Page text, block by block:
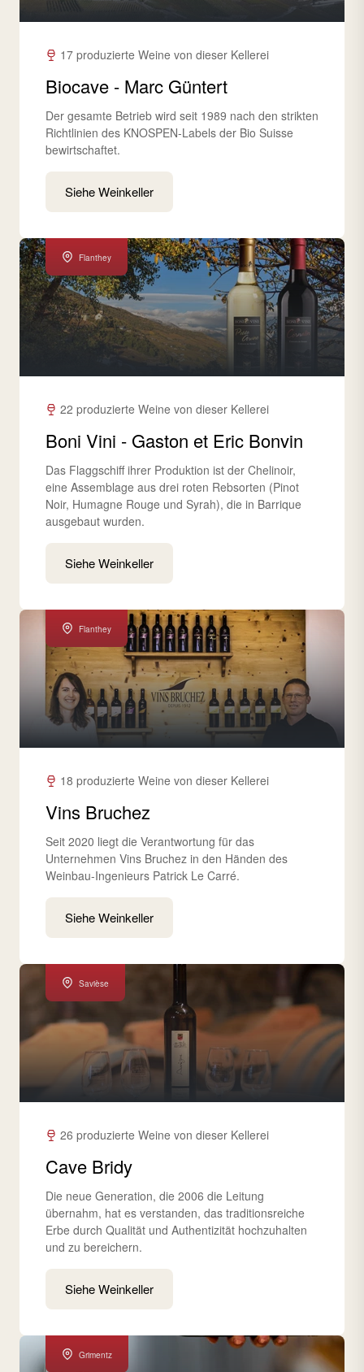
17 produzierte Weine von dieser Kellerei
Biocave - Marc Güntert
Der gesamte Betrieb wird seit 1989 nach den strikten
Richtlinien des KNOSPEN-Labels der Bio Suisse
bewirtschaftet.
Siehe Weinkeller
Flanthey
22 produzierte Weine von dieser Kellerei
Boni Vini - Gaston et Eric Bonvin
Das Flaggschiff ihrer Produktion ist der Chelinoir,
eine Assemblage aus drei roten Rebsorten (Pinot
Noir, Humagne Rouge und Syrah), die in Barrique
ausgebaut wurden.
Siehe Weinkeller
Flanthey
18 produzierte Weine von dieser Kellerei
Vins Bruchez
Seit 2020 liegt die Verantwortung für das
Unternehmen Vins Bruchez in den Händen des
Weinbau-Ingenieurs Patrick Le Carré.
Siehe Weinkeller
Savièse
26 produzierte Weine von dieser Kellerei
Cave Bridy
Die neue Generation, die 2006 die Leitung
übernahm, hat es verstanden, das traditionsreiche
Erbe durch Qualität und Authentizität hochzuhalten
und zu bereichern.
Siehe Weinkeller
Grimentz